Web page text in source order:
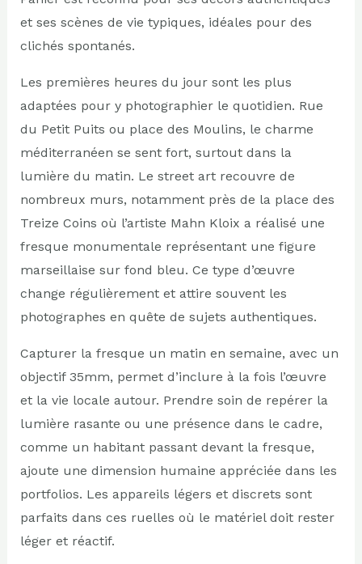
et ses scènes de vie typiques, idéales pour des
clichés spontanés.
Les premières heures du jour sont les plus
adaptées pour y photographier le quotidien. Rue
du Petit Puits ou place des Moulins, le charme
méditerranéen se sent fort, surtout dans la
lumière du matin. Le street art recouvre de
nombreux murs, notamment près de la place des
Treize Coins où l’artiste Mahn Kloix a réalisé une
fresque monumentale représentant une figure
marseillaise sur fond bleu. Ce type d’œuvre
change régulièrement et attire souvent les
photographes en quête de sujets authentiques.
Capturer la fresque un matin en semaine, avec un
objectif 35mm, permet d’inclure à la fois l’œuvre
et la vie locale autour. Prendre soin de repérer la
lumière rasante ou une présence dans le cadre,
comme un habitant passant devant la fresque,
ajoute une dimension humaine appréciée dans les
portfolios. Les appareils légers et discrets sont
parfaits dans ces ruelles où le matériel doit rester
léger et réactif.